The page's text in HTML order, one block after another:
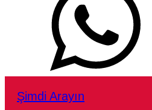
Şimdi Arayın